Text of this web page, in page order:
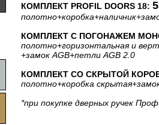
КОМПЛЕКТ PROFIL DOORS 18:
полотно+коробка+наличник
КОМПЛЕКТ С ПОГОНАЖЕМ
полотно+горизонтальная и
+замок AGB+петли AGB 2.0
КОМПЛЕКТ СО СКРЫТОЙ
полотно+коробка скрытая
*при покупке дверных ручек